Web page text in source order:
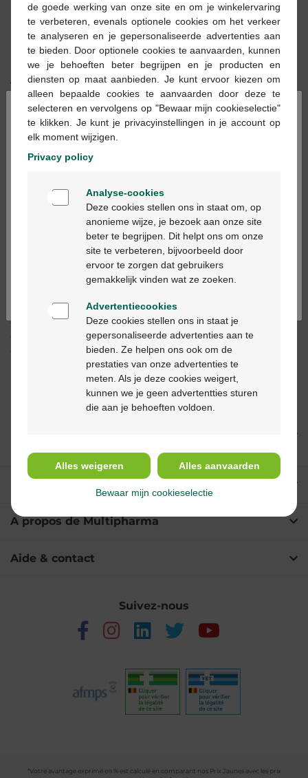
16,99 €
Commander Réserver
En stock en ligne
+
Quantité max. = 12
Les jours ouvrables commandé avant 12h, livré
dans les 2 jours ouvrables suivant
Livraison gratuitedans votre pharmacie Multipharma
Livraison à domicilegratuiteà partir de 55 €
sécurisé
Service clientèlepar chat ou formulaire de contact
Description du produit
A propos de Multipharma
Aide & contact
Suivez-nous
*Votre avantage exprimé en % est calculé en comparant nos Prix Jaunes avec les prix
×
Bienvenue
Ga verder in het nederlands
Continuez en français
de goede werking van onze site en om je winkelervaring
te verbeteren, evenals optionele cookies om het verkeer
te analyseren en je gepersonaliseerde advertenties aan
te bieden. Door optionele cookies te aanvaarden, kunnen
we je behoeften beter begrijpen en je producten en
diensten op maat aanbieden. Je kunt ervoor kiezen om
alleen bepaalde cookies te aanvaarden door deze te
selecteren en vervolgens op "Bewaar mijn cookieselectie"
te klikken. Je kunt je privacyinstellingen in je account op
elk moment wijzigen.
Privacy policy
Analyse-cookies
Deze cookies stellen ons in staat om, op
anonieme wijze, je bezoek aan onze site
beter te begrijpen. Dit helpt ons om onze
site te verbeteren, bijvoorbeeld door
ervoor te zorgen dat gebruikers
gemakkelijk vinden wat ze zoeken.
Advertentiecookies
Deze cookies stellen ons in staat je
gepersonaliseerde advertenties aan te
bieden. Ze helpen ons ook om de
prestaties van onze advertenties te
meten. Als je deze cookies weigert,
kunnen we je geen advertentties sturen
die aan je behoeften voldoen.
Alles weigeren Alles aanvaarden
Bewaar mijn cookieselectie